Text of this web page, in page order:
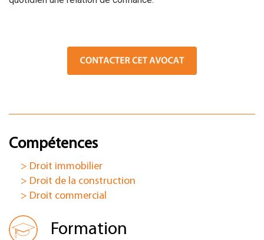
Compétences
> Droit immobilier
> Droit de la construction
> Droit commercial
Formation